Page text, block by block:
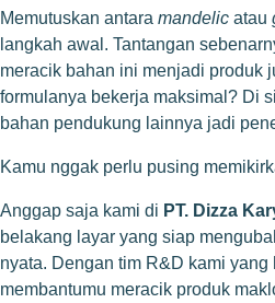
Memutuskan antara mandelic atau
langkah awal. Tantangan
meracik bahan ini menjadi produk
formulanya bekerja maksimal? Di
bahan pendukung lainnya jadi
Kamu nggak perlu pusing
Anggap saja kami di PT. Dizza
belakang layar yang siap
nyata. Dengan tim R&D kami yang
membantumu meracik produk